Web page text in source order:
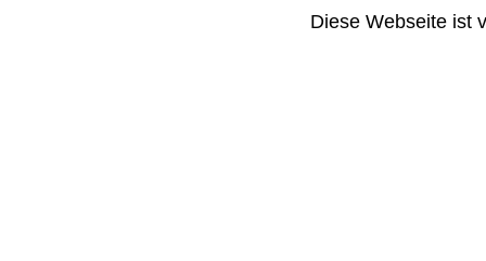
Diese Webseite ist